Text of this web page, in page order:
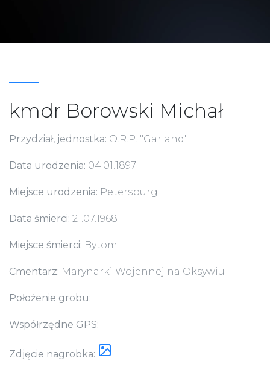
kmdr Borowski Michał
Przydział, jednostka: O.R.P. "Garland"
Data urodzenia: 04.01.1897
Miejsce urodzenia: Petersburg
Data śmierci: 21.07.1968
Miejsce śmierci: Bytom
Cmentarz: Marynarki Wojennej na Oksywiu
Położenie grobu:
Współrzędne GPS:
Zdjęcie nagrobka: